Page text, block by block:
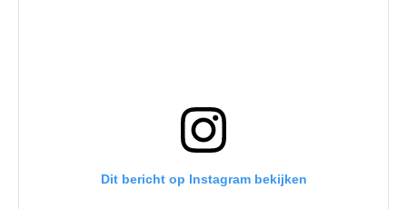
Dit bericht op Instagram bekijken